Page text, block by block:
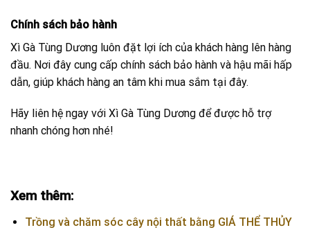
Chính sách bảo hành
Xì Gà Tùng Dương luôn đặt lợi ích của khách hàng lên hàng
đầu. Nơi đây cung cấp chính sách bảo hành và hậu mãi hấp
dẫn, giúp khách hàng an tâm khi mua sắm tại đây.
Hãy liên hệ ngay với Xì Gà Tùng Dương để được hỗ trợ
nhanh chóng hơn nhé!
Xem thêm:
Trồng và chăm sóc cây nội thất bằng GIÁ THỂ THỦY